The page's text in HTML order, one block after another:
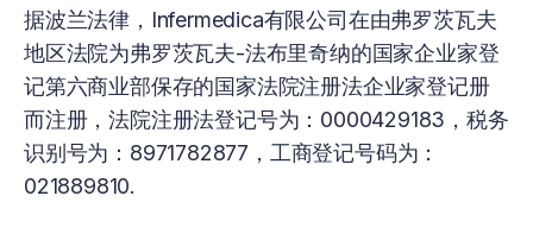
据波兰法律，Infermedica有限公司在由弗罗茨瓦夫
地区法院为弗罗茨瓦夫-法布里奇纳的国家企业家登
记第六商业部保存的国家法院注册法企业家登记册
而注册，法院注册法登记号为：0000429183，税务
识别号为：8971782877，工商登记号码为：
021889810.